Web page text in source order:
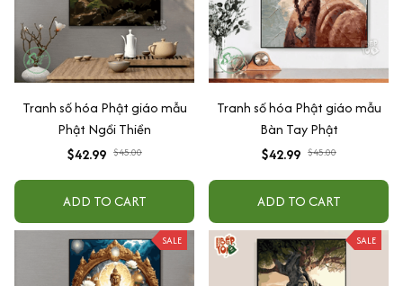
Tranh số hóa Phật giáo mẫu
Phật Ngồi Thiền
$42.99 $45.00
ADD TO CART
Tranh số hóa Phật giáo mẫu
Bàn Tay Phật
$42.99 $45.00
ADD TO CART
SALE SALE